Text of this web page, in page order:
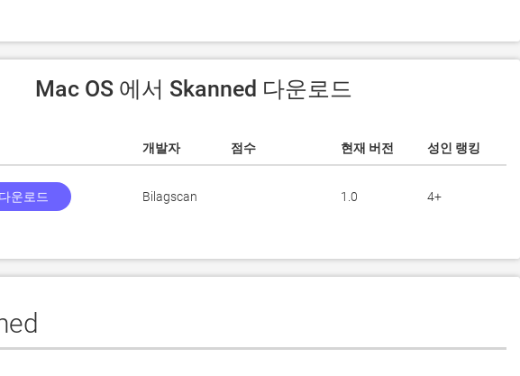
Mac OS 에서 Skanned 다운로드
개발자 점수 현재 버전 성인 랭킹
운로드 Bilagscan 1.0 4+